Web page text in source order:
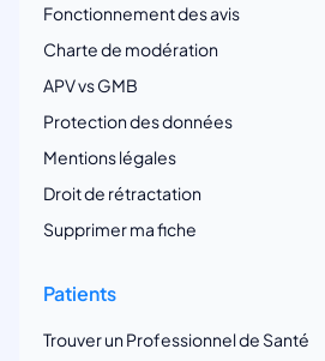
Fonctionnement des avis
Charte de modération
APV vs GMB
Protection des données
Mentions légales
Droit de rétractation
Supprimer ma fiche
Patients
Trouver un Professionnel de Santé